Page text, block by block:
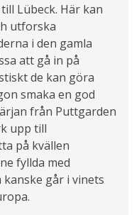
Lübeck. Här kan
utforska
i den gamla
att gå in på
de kan göra
smaka en god
från Puttgarden
upp till
på kvällen
fyllda med
går i vinets